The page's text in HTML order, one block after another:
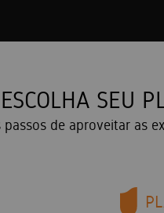
ESCOLHA SEU
passos de aproveitar as